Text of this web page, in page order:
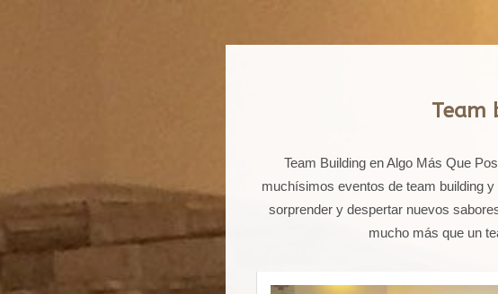
Team
Team Building en Algo Más Que
muchísimos eventos de team building
sorprender y despertar nuevos
mucho más que un